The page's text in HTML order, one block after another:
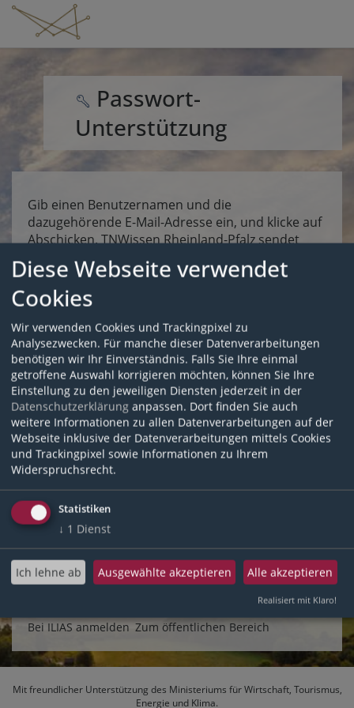
Passwort-
Unterstützung
Gib einen Benutzernamen und die
dazugehörende E-Mail-Adresse ein, und klicke auf
Abschicken. TNWissen Rheinland-Pfalz sendet
eine E-Mail an diese Adresse. Die E-Mail enthält
eine Adresse zu einer Webseite, mit der du ein
neues Passwort für das Benutzerkonto eingeben
kannst. Falls dumit dieser Funktion dein Passwort
nicht setzen kannst, benachrichtige bitte deine
Kursleitung oder sende eine E-Mail an
system.tnwissen-rlp@tourismusnetzwerk.info
Anmeldename*
E-Mail*
Erforderliche Angabe
Speichern
Bei ILIAS anmelden Zum öffentlichen Bereich
Mit freundlicher Unterstützung des Ministeriums für Wirtschaft, Tourismus,
Energie und Klima.
Diese Webseite verwendet
Cookies
Wir verwenden Cookies und Trackingpixel zu
Analysezwecken. Für manche dieser Datenverarbeitungen
benötigen wir Ihr Einverständnis. Falls Sie Ihre einmal
getroffene Auswahl korrigieren möchten, können Sie Ihre
Einstellung zu den jeweiligen Diensten jederzeit in der
Datenschutzerklärung anpassen. Dort finden Sie auch
weitere Informationen zu allen Datenverarbeitungen auf der
Webseite inklusive der Datenverarbeitungen mittels Cookies
und Trackingpixel sowie Informationen zu Ihrem
Widerspruchsrecht.
Statistiken
↓ 1 Dienst
Ich lehne ab Ausgewählte akzeptieren Alle akzeptieren
Realisiert mit Klaro!